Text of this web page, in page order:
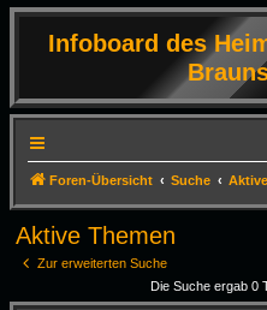
Infoboard des
Foren-Übersicht Suche
Aktive Themen
Zur erweiterten Suche
Die Suche ergab 0